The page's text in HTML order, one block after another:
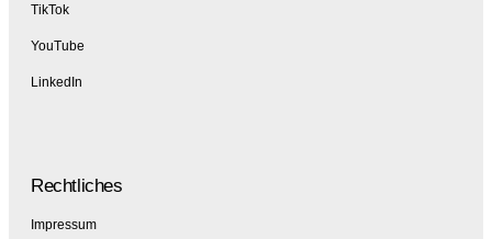
TikTok
YouTube
LinkedIn
Rechtliches
Impressum